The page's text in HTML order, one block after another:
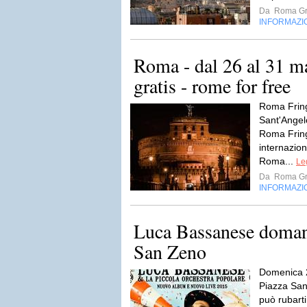
Da Roma
Roma - dal 26 al 31
gratis - rome for free
Roma
Roma
Roma...
Da Roma
Luca Bassanese
San Zeno
Domenica
Piazza
può